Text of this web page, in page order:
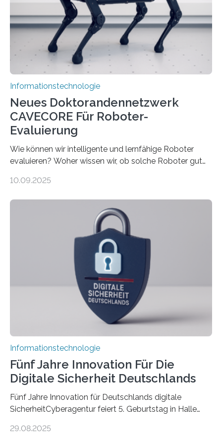
bremst komplexe Anwendungen aus. Da KI-Modelle
immer größer werden und riesige Datenmengen
verarbeiten müssen, steigt der Bedarf an neuen
Rechenarchitekturen. Neben Quantencomputern
rücken dabei insbesondere…
Informationstechnologie
Neues Doktorandennetzwerk
CAVECORE Für Roboter-
Evaluierung
Wie können wir intelligente und lernfähige Roboter
evaluieren? Woher wissen wir, ob solche Roboter gut
sich CAVECORE – ein neues Marie Skłodowska-Curie
koordiniert wird. Ab dem 1. September werden sich
über einen Zeitraum von vier Jahren insgesamt 15
Promovierende im Rahmen von CAVECORE mit
kognitiven Robotern beschäftigen – also mit Robotern,
die mittels Sensoren ihre Umgebung erfassen,
Informationen verarbeiten und häufig auch mit…
10.09.2025
Informationstechnologie
Fünf Jahre Innovation Für Die
Digitale Sicherheit Deutschlands
Fünf Jahre Innovation für Deutschlands digitale
SicherheitCyberagentur feiert 5. Geburtstag in Halle
ErfolgeDie Agentur für Innovation in der
29.08.2025